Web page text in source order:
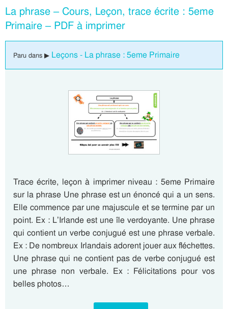
La phrase – Cours, Leçon, trace écrite : 5eme
Primaire – PDF à imprimer
Paru dans ▶ Leçons - La phrase : 5eme Primaire
Trace écrite, leçon à imprimer niveau : 5eme Primaire
sur la phrase Une phrase est un énoncé qui a un sens.
Elle commence par une majuscule et se termine par un
point. Ex : L’Irlande est une île verdoyante. Une phrase
qui contient un verbe conjugué est une phrase verbale.
Ex : De nombreux Irlandais adorent jouer aux fléchettes.
Une phrase qui ne contient pas de verbe conjugué est
une phrase non verbale. Ex : Félicitations pour vos
belles photos…